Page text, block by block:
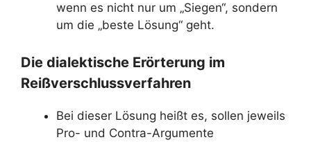
wenn es nicht nur um „Siegen“, sondern
um die „beste Lösung“ geht.
Die dialektische Erörterung im
Reißverschlussverfahren
Bei dieser Lösung heißt es, sollen jeweils
Pro- und Contra-Argumente